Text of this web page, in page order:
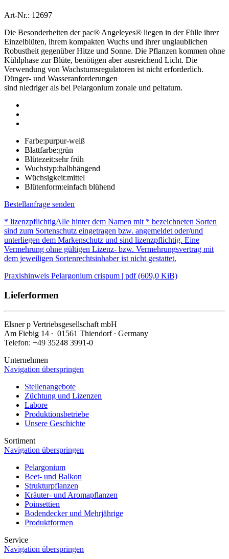
Art-Nr.: 12697
Die Besonderheiten der pac® Angeleyes® liegen in der Fülle ihrer
Einzelblüten, ihrem kompakten Wuchs und ihrer unglaublichen
Robustheit gegenüber Hitze und Sonne. Die Pflanzen kommen ohne
Kühlphase zur Blüte, benötigen aber ausreichend Licht. Die
Verwendung von Wachstumsregulatoren ist nicht erforderlich.
Dünger- und Wasseranforderungen
sind niedriger als bei Pelargonium zonale und peltatum.
Farbe:purpur-weiß
Blattfarbe:grün
Blütezeit:sehr früh
Wuchstyp:halbhängend
Wüchsigkeit:mittel
Blütenform:einfach blühend
Bestellanfrage senden
* lizenzpflichtigAlle hinter dem Namen mit * bezeichneten Sorten
sind zum Sortenschutz eingetragen bzw. angemeldet oder/und
unterliegen dem Markenschutz und sind lizenzpflichtig. Eine
Vermehrung ohne gültigen Lizenz- bzw. Vermehrungsvertrag mit
dem jeweiligen Sortenrechtsinhaber ist nicht gestattet.
Praxishinweis Pelargonium crispum | pdf (609,0 KiB)
Lieferformen
Elsnerp Vertriebsgesellschaft mbH
Am Fiebig 14 ∙ 01561 Thiendorf ∙ Germany
Telefon: +49 35248 3991-0
Unternehmen
Navigation überspringen
Stellenangebote
Züchtung und Lizenzen
Labore
Produktionsbetriebe
Unsere Geschichte
Sortiment
Navigation überspringen
Pelargonium
Beet- und Balkon
Strukturpflanzen
Kräuter- und Aromapflanzen
Poinsettien
Bodendecker und Mehrjährige
Produktformen
Service
Navigation überspringen